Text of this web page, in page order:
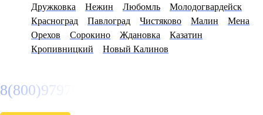
Дружковка
Нежин Любомль
Молодогвардейск
Красноград
Павлоград Чистяково Малин
Мена
Орехов
Сорокино Ждановка
Казатин
Кропивницкий
Новый Калинов
8(800)9797043